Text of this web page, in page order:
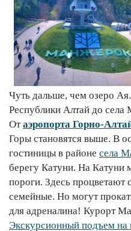
Чуть дальше, чем озеро
Республики Алтай до
Отаэропорта Горно-
Горы становятся выше. В
гостиницы в районе села
берегу Катуни. На Катуни
пороги. Здесь процветают
семейные. Но могут
для адреналина! Курорт
Экскурсионный подъем